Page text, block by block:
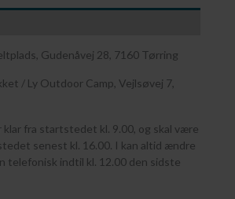
Gudenåvej 28, 7160 Tørring
/ Ly Outdoor Camp, Vejlsøvej 7,
klar fra startstedet kl. 9.00, og skal være
senest kl. 16.00. I kan altid ændre
telefonisk indtil kl. 12.00 den sidste